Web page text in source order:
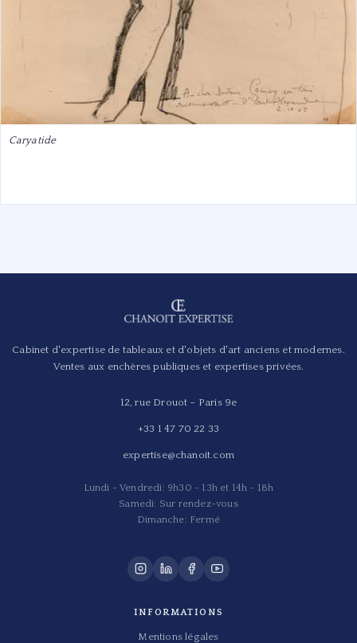
Caryatide
Cabinet d'expertise de tableaux et d'objets d'art anciens et modernes.
Ventes aux enchères publiques et expertises privées.
12, rue Drouot – Paris 9e
+33 1 47 70 22 33
expertise@chanoit.com
Lundi - Vendredi: 9h30 - 13h et 14h - 18h
Samedi: Sur rendez-vous
Dimanche: Fermé
INFORMATIONS
Mentions légales